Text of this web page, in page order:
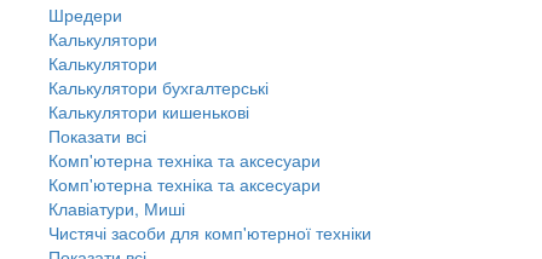
Шредери
Калькулятори
Калькулятори
Калькулятори бухгалтерські
Калькулятори кишенькові
Показати всі
Комп'ютерна техніка та аксесуари
Комп'ютерна техніка та аксесуари
Клавіатури, Миші
Чистячі засоби для комп'ютерної техніки